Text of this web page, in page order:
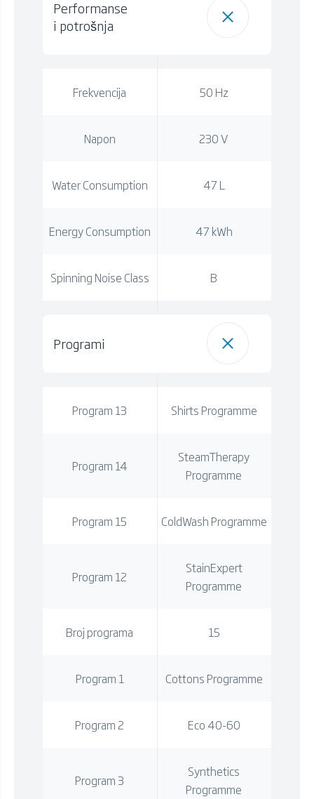
Performanse
i potrošnja
Frekvencija 50 Hz
Napon 230 V
Water Consumption 47 L
Energy Consumption 47 kWh
Spinning Noise Class B
Programi
Program 13 Shirts Programme
Program 14
SteamTherapy
Programme
Program 15 ColdWash Programme
Program 12
StainExpert
Programme
Broj programa 15
Program 1 Cottons Programme
Program 2 Eco 40-60
Program 3
Synthetics
Programme